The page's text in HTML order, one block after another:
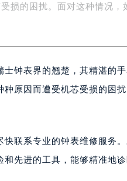
中心东塔写字楼（华润万象
中心写字楼8层805室（需
易中心写字楼A座13层1304
中心写字楼A塔7层704室（
贸易中心大厦南塔写字楼
损的困扰。面对这种情况，
士钟表界的翘楚，其精湛的
原因而遭受机芯受损的困
联系专业的钟表维修服务
先进的工具，能够精准地